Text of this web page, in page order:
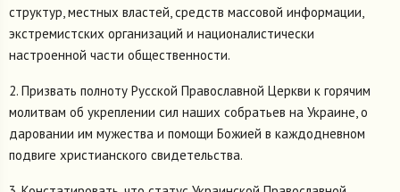
структур, местных властей, средств массовой информации,
экстремистских организаций и националистически
настроенной части общественности.
2. Призвать полноту Русской Православной Церкви к горячим
молитвам об укреплении сил наших собратьев на Украине, о
даровании им мужества и помощи Божией в каждодневном
подвиге христианского свидетельства.